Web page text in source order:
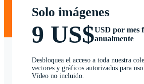
Solo imágenes
9 US$USD por mes
anualmente
Desbloquea el acceso a toda nuestra
vectores y gráficos autorizados para uso
Vídeo no incluido.